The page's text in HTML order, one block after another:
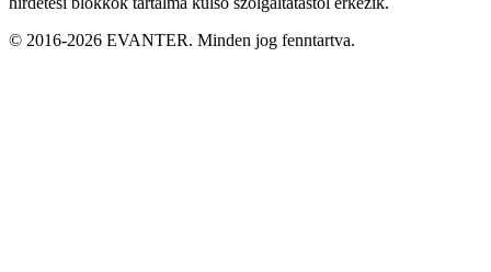
© 2016-2026 EVANTER. Minden jog fenntartva.